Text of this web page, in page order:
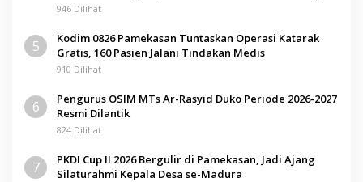
946 Dilihat
5
Kodim 0826 Pamekasan Tuntaskan Operasi Katarak
Gratis, 160 Pasien Jalani Tindakan Medis
910 Dilihat
6
Pengurus OSIM MTs Ar-Rasyid Duko Periode 2026-2027
Resmi Dilantik
824 Dilihat
7
PKDI Cup II 2026 Bergulir di Pamekasan, Jadi Ajang
Silaturahmi Kepala Desa se-Madura